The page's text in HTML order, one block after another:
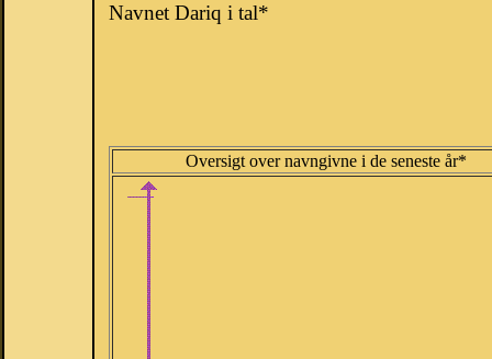
Navnet Dariq i tal*
Oversigt over navngivne i de seneste år*